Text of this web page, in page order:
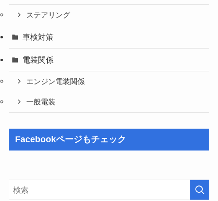
ステアリング
車検対策
電装関係
エンジン電装関係
一般電装
Facebookページもチェック